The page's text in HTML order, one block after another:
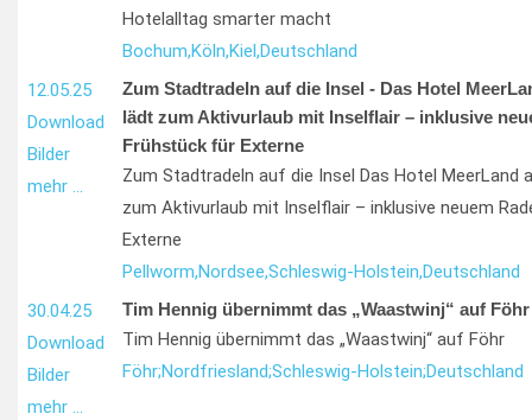
Hotelalltag smarter macht
Bochum,Köln,Kiel,Deutschland
12.05.25
Download
Bilder
mehr …
Zum Stadtradeln auf die Insel - Das Hotel
lädt zum Aktivurlaub mit Inselflair – inklusive
Frühstück für Externe
Zum Stadtradeln auf die Insel Das Hotel MeerLand
zum Aktivurlaub mit Inselflair – inklusive neuem
Externe
Pellworm,Nordsee,Schleswig-Holstein,Deutschland
30.04.25
Download
Bilder
mehr …
Tim Hennig übernimmt das „Waastwinj“ auf Föhr
Tim Hennig übernimmt das „Waastwinj“ auf Föhr
Föhr;Nordfriesland;Schleswig-Holstein;Deutschland